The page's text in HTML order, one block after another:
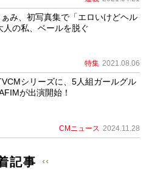
み、初写真集で「エロいけどヘル
人の私、ベールを脱ぐ
特集 2021.08.06
シリーズに、5人組ガールグル
が出演開始！
CMニュース 2024.11.28
記事